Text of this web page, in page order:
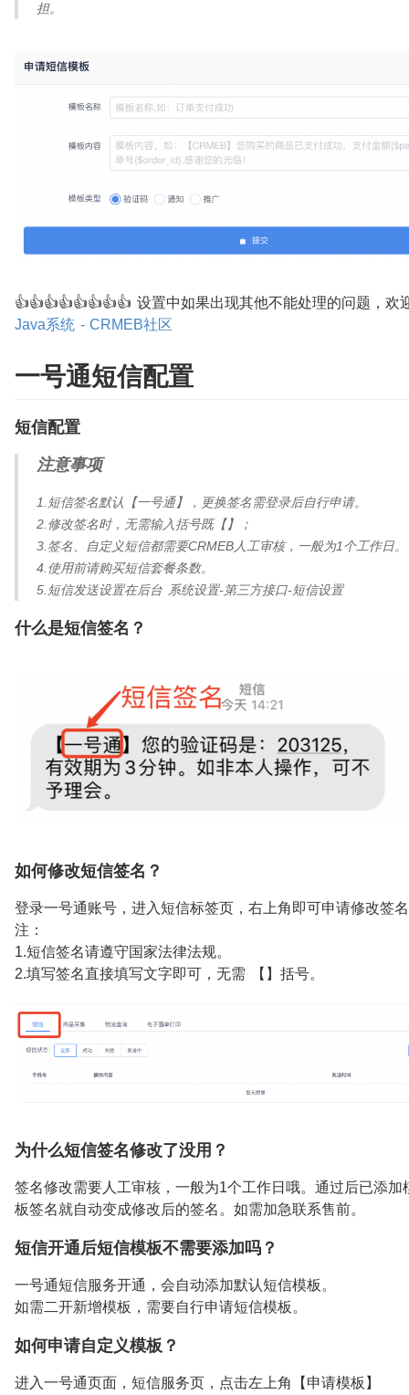
担。
👍👍👍👍👍👍👍👍 设置中如果出现其他不能处理的问题，欢
Java系统 - CRMEB社区
一号通短信配置
短信配置
注意事项
1.短信签名默认【一号通】，更换签名需登录后自行申请。
2.修改签名时，无需输入括号既【】；
3.签名、自定义短信都需要CRMEB人工审核，一般为1个工作日。
4.使用前请购买短信套餐条数。
5.短信发送设置在后台 系统设置-第三方接口-短信设置
什么是短信签名？
如何修改短信签名？
登录一号通账号，进入短信标签页，右上角即可申请修改签
注：
1.短信签名请遵守国家法律法规。
2.填写签名直接填写文字即可，无需 【】括号。
为什么短信签名修改了没用？
签名修改需要人工审核，一般为1个工作日哦。通过后已添加
板签名就自动变成修改后的签名。如需加急联系售前。
短信开通后短信模板不需要添加吗？
一号通短信服务开通，会自动添加默认短信模板。
如需二开新增模板，需要自行申请短信模板。
如何申请自定义模板？
进入一号通页面，短信服务页，点击左上角【申请模板】